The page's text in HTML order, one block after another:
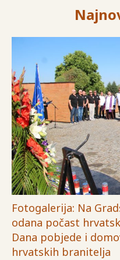
Fotogalerija: Na
odana počast
Dana pobjede i
hrvatskih branitelja